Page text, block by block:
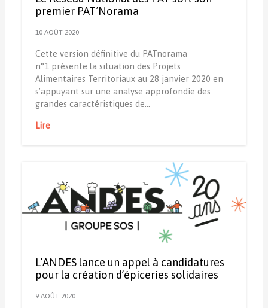
premier PAT’Norama
10 AOÛT 2020
Cette version définitive du PATnorama
n°1 présente la situation des Projets
Alimentaires Territoriaux au 28 janvier 2020 en
s’appuyant sur une analyse approfondie des
grandes caractéristiques de…
Lire
L’ANDES lance un appel à candidatures
pour la création d’épiceries solidaires
9 AOÛT 2020